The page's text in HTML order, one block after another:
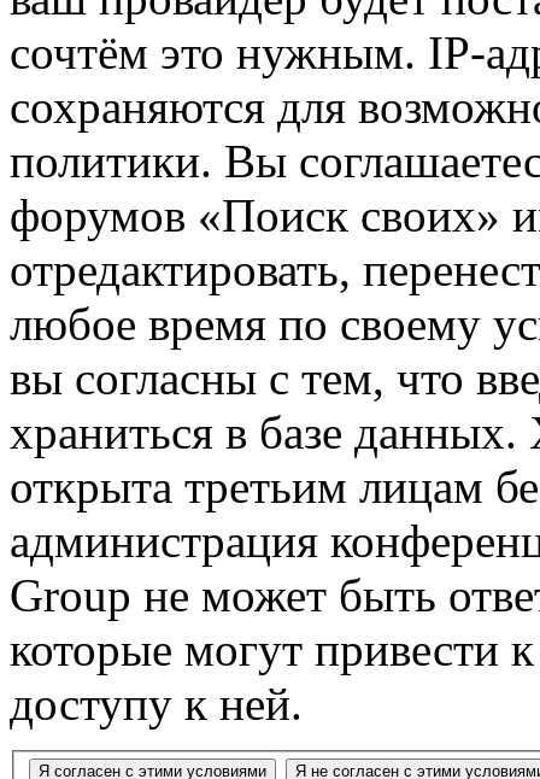
сочтём это нужным. IP-
сохраняются для
политики. Вы
форумов «Поиск своих»
отредактировать,
любое время по своему
вы согласны с тем, что
храниться в базе
открыта третьим лицам
администрация
Group не может быть
которые могут привести
доступу к ней.